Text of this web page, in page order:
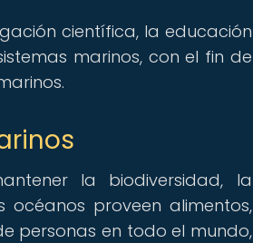
científica, la educación
marinos, con el fin de
la biodiversidad, la
océanos proveen alimentos,
personas en todo el mundo,